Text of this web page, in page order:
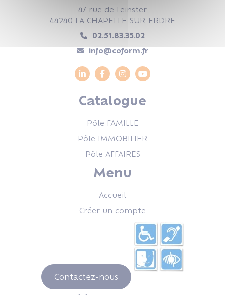
47 rue de Leinster
44240 LA CHAPELLE-SUR-ERDRE
02.51.83.35.02
info@coform.fr
Catalogue
Pôle FAMILLE
Pôle IMMOBILIER
Pôle AFFAIRES
Menu
Accueil
Créer un compte
Contactez-nous